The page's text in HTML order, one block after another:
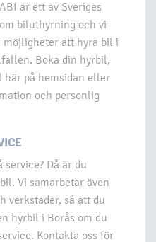
är ett av Sveriges
biluthyrning och vi
möjligheter att hyra bil i
Boka din hyrbil,
på hemsidan eller
och personlig
Då är du
Vi samarbetar även
verkstäder, så att du
hyrbil i Borås om du
Kontakta oss för